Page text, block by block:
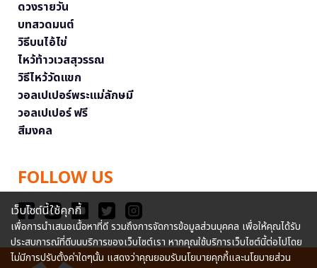
ดวงรายวัน
บทสวดมนต์
วิธีบนไอ้ไข่
ไหว้ท้าวเวสสุวรรณ
วิธีไหว้วัดแขก
วอลเปเปอร์พระแม่ลักษมี
วอลเปเปอร์ ฟรี
สีมงคล
FOLLOW US
เว็บไซต์นี้ใช้คุกกี้
เพื่อการนำเสนอเนื้อหาที่ดี รวมถึงการจัดการข้อมูลส่วนบุคคล เพื่อให้คุณได้รับ
ประสบการณ์ที่ดีบนบริการของเว็บไซต์เรา หากคุณใช้บริการเว็บไซต์นี้ต่อไปโดย
ไม่มีการปรับตั้งค่าใดๆนั้น แสดงว่าคุณยอมรับนโยบายคุกกี้และนโยบายส่วน